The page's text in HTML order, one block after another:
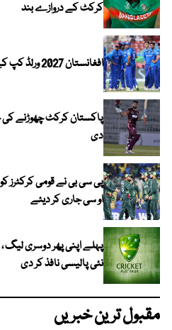
کرکٹ کے دروازے بند
افغانستان 2027 ورلڈ کپ کے لیے کوالیفائی کرگیا
پاکستان کرکٹ چھوڑنے کی
دی
پی سی بی نے قومی کرکٹرز
او سی جاری کر دیئے
پہلے اپنی پھر دوسری لیگ
نئی پالیسی نافذ کر دی
مقبول ترین خبریں